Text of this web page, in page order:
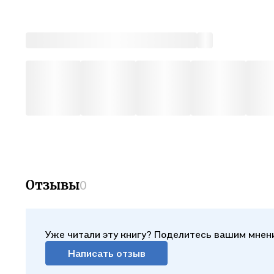
Отзывы0
Уже читали эту книгу? Поделитесь вашим
Написать отзыв